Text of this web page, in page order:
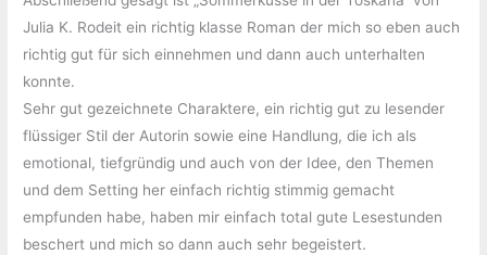
Julia K. Rodeit ein richtig klasse Roman der mich so eben auch
richtig gut für sich einnehmen und dann auch unterhalten
konnte.
Sehr gut gezeichnete Charaktere, ein richtig gut zu lesender
flüssiger Stil der Autorin sowie eine Handlung, die ich als
emotional, tiefgründig und auch von der Idee, den Themen
und dem Setting her einfach richtig stimmig gemacht
empfunden habe, haben mir einfach total gute Lesestunden
beschert und mich so dann auch sehr begeistert.